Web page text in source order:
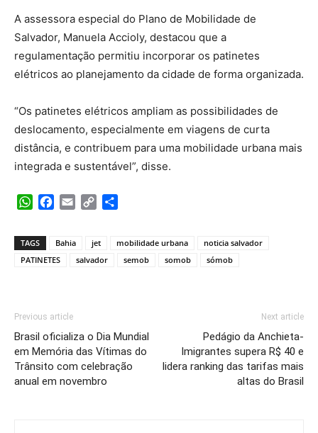
A assessora especial do Plano de Mobilidade de
Salvador, Manuela Accioly, destacou que a
regulamentação permitiu incorporar os patinetes
elétricos ao planejamento da cidade de forma organizada.
“Os patinetes elétricos ampliam as possibilidades de
deslocamento, especialmente em viagens de curta
distância, e contribuem para uma mobilidade urbana mais
integrada e sustentável”, disse.
WhatsApp
Facebook
Email Copy
TAGS Bahia jet mobilidade urbana
noticia salvador
PATINETES
salvador semob somob sómob
Previous article
Brasil oficializa o Dia Mundial
em Memória das Vítimas do
Trânsito com celebração
anual em novembro
Next article
Pedágio da Anchieta-
Imigrantes supera R$ 40 e
lidera ranking das tarifas mais
altas do Brasil